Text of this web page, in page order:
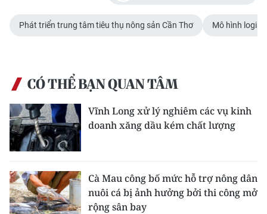
Phát triển trung tâm tiêu thụ nông sản Cần Thơ Mô hình
CÓ THỂ BẠN QUAN TÂM
Vĩnh Long xử lý nghiêm các vụ kinh
doanh xăng dầu kém chất lượng
Cà Mau công bố mức hỗ trợ nông dân
nuôi cá bị ảnh hưởng bởi thi công mở
rộng sân bay